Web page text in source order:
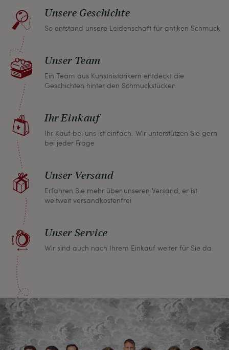
müssen.
Sollten Sie aus irgendeinem Grund doch einmal
nicht zufrieden sein, nehmen Sie bitte mit uns
Kontakt auf und wir finden umgehend eine
gemeinsame Lösung. Unabhängig davon können
Sie innerhalb von einem Monat jeden Artikel
zurückgeben und wir erstatten Ihnen den vollen
Kaufpreis.
Unsere Geschichte
So entstand unsere Leidenschaft für antiken Schmuck
Unser Team
Ein Team aus Kunsthistorikern entdeckt die
Geschichten hinter den Schmuckstücken
Ihr Einkauf
Ihr Kauf bei uns ist einfach. Wir unterstützen Sie gern
bei jeder Frage
Unser Versand
Erfahren Sie mehr über unseren Versand, er ist
weltweit versandkostenfrei
Unser Service
Wir sind auch nach Ihrem Einkauf weiter für Sie da